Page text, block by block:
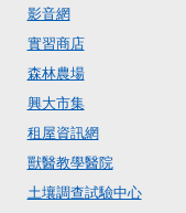
影音網
實習商店
森林農場
興大市集
租屋資訊網
獸醫教學醫院
土壤調查試驗中心